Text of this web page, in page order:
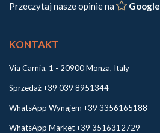
Przeczytaj nasze opinie na
Google
KONTAKT
Via Carnia, 1 - 20900 Monza, Italy
Sprzedaż +39 039 8951344
WhatsApp Wynajem +39 3356165188
WhatsApp Market +39 3516312729